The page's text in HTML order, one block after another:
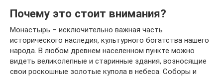
Почему это стоит внимания?
Монастырь – исключительно важная часть
исторического наследия, культурного богатства нашего
народа. В любом древнем населенном пункте можно
видеть великолепные и старинные здания, возносящие
свои роскошные золотые купола в небеса. Соборы и